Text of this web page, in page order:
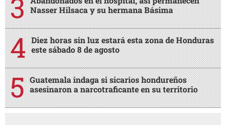
Nasser Hilsaca y su hermana Básima
Diez horas sin luz estará esta zona de Honduras
este sábado 8 de agosto
Guatemala indaga si sicarios hondureños
asesinaron a narcotraficante en su territorio